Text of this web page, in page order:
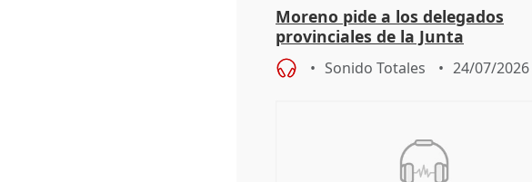
Moreno pide a los delegados
provinciales de la Junta
"determinación para afrontar los
retos", diálog
Sonido Totales 24/07/2026